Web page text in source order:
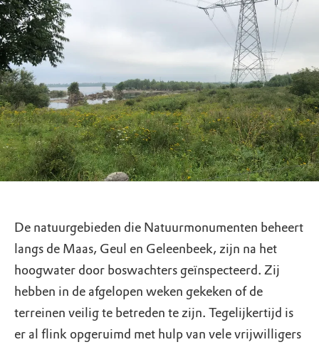
De natuurgebieden die Natuurmonumenten beheert
langs de Maas, Geul en Geleenbeek, zijn na het
hoogwater door boswachters geïnspecteerd. Zij
hebben in de afgelopen weken gekeken of de
terreinen veilig te betreden te zijn. Tegelijkertijd is
er al flink opgeruimd met hulp van vele vrijwilligers